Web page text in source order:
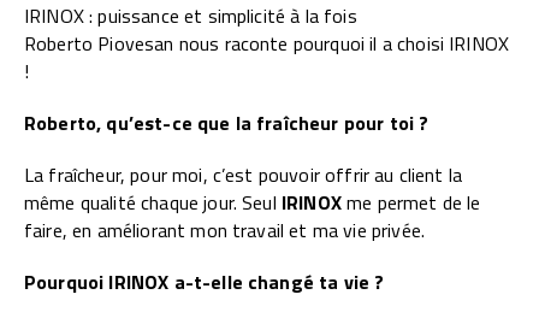
IRINOX : puissance et simplicité à la fois
Roberto Piovesan nous raconte pourquoi il a choisi IRINOX
!
Roberto, qu’est-ce que la fraîcheur pour toi ?
La fraîcheur, pour moi, c’est pouvoir offrir au client la
même qualité chaque jour. Seul IRINOXme permet de le
faire, en améliorant mon travail et ma vie privée.
Pourquoi IRINOX a-t-elle changé ta vie ?